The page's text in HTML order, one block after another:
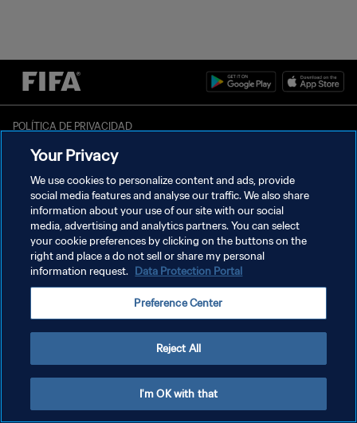
POLÍTICA DE PRIVACIDAD
TÉRMINOS DE SERVICIO
AJUSTAR LA CONFIGURACIÓN DE LAS COOKIES
Copyright © 1994 - 2026 FIFA. Todos los derechos reservados.
Your Privacy
We use cookies to personalize content and ads, provide
social media features and analyse our traffic. We also share
information about your use of our site with our social
media, advertising and analytics partners. You can select
your cookie preferences by clicking on the buttons on the
right and place a do not sell or share my personal
information request. Data Protection Portal
Preference Center
Reject All
I'm OK with that